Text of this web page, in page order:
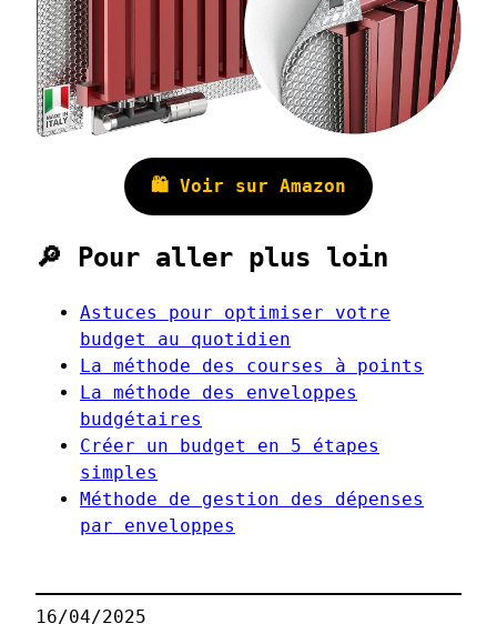
🛍️ Voir sur Amazon
🔎 Pour aller plus loin
Astuces pour optimiser votre
budget au quotidien
La méthode des courses à points
La méthode des enveloppes
budgétaires
Créer un budget en 5 étapes
simples
Méthode de gestion des dépenses
par enveloppes
16/04/2025